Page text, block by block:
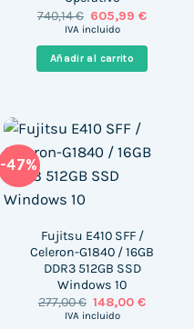
740,14€ El
precio
era:
740,14 €.
605,99€El
es:
605,99
IVA incluido
Añadir al carrito
-47%
Fujitsu E410 SFF /
Celeron-G1840 / 16GB
DDR3 512GB SSD
Windows 10
277,00€ El
precio
148,00€El
IVA incluido